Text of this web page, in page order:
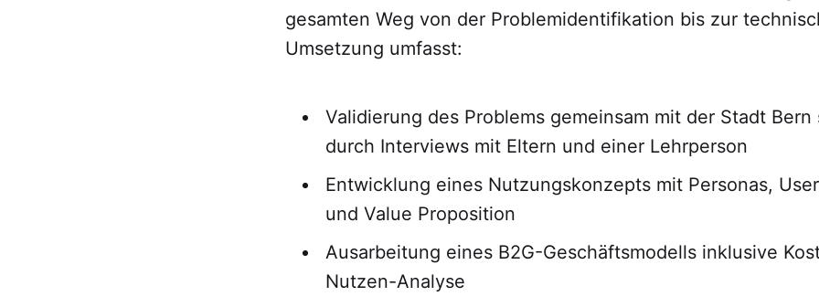
gesamten Weg von der Problemidentifikation bis zur
Umsetzung umfasst:
Validierung des Problems gemeinsam mit der Stadt Bern
durch Interviews mit Eltern und einer Lehrperson
Entwicklung eines Nutzungskonzepts mit Personas,
und Value Proposition
Ausarbeitung eines B2G-Geschäftsmodells inklusive
Nutzen-Analyse